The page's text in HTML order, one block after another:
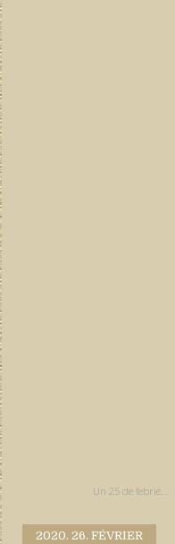
Un 25 de febrié...
2020. 26. FÉVRIER